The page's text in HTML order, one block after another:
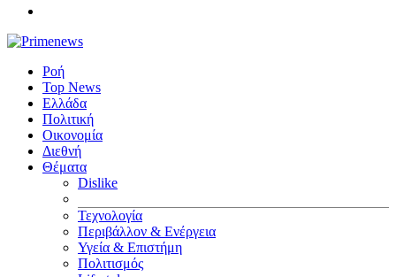
Ροή
Top News
Ελλάδα
Πολιτική
Οικονομία
Διεθνή
Θέματα
Dislike
Τεχνολογία
Περιβάλλον & Ενέργεια
Υγεία & Επιστήμη
Πολιτισμός